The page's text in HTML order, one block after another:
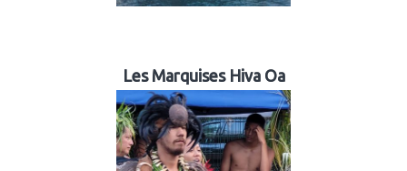
Les Marquises Hiva Oa